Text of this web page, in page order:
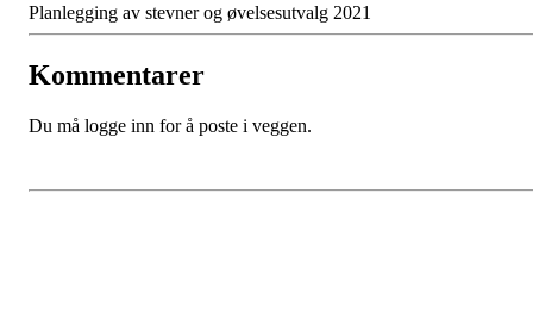
Planlegging av stevner og øvelsesutvalg 2021
Kommentarer
Du må logge inn for å poste i veggen.